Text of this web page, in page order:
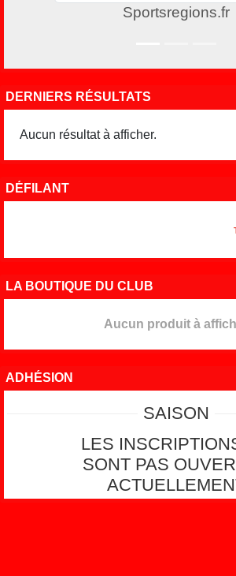
Sportsregions.fr
DERNIERS RÉSULTATS
Aucun résultat à afficher.
DÉFILANT
LA BOUTIQUE DU CLUB
Aucun produit à
ADHÉSION
SAISON
LES
SONT PAS